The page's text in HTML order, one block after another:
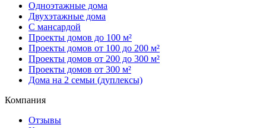
Одноэтажные дома
Двухэтажные дома
С мансардой
Проекты домов до 100 м²
Проекты домов от 100 до 200 м²
Проекты домов от 200 до 300 м²
Проекты домов от 300 м²
Дома на 2 семьи (дуплексы)
Компания
Отзывы